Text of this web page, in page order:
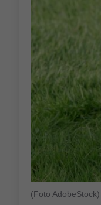
(Foto AdobeStock)